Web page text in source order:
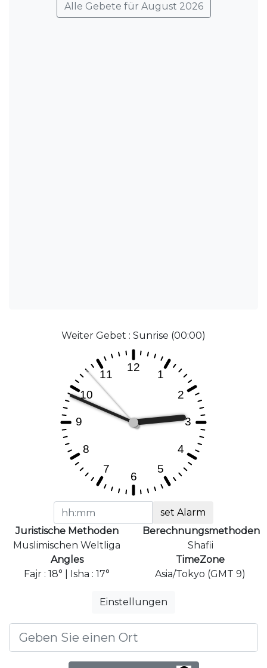
Alle Gebete für August 2026
Weiter Gebet : Sunrise (00:00)
set Alarm
Juristische Methoden
Muslimischen Weltliga
Berechnungsmethoden
Shafii
Angles
Fajr : 18° | Isha : 17°
TimeZone
Asia/Tokyo (GMT 9)
Einstellungen